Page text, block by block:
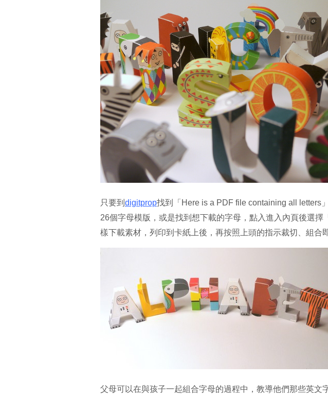
只要到 digitprop找到「Here is a PDF file containing all letters
26個字母模版，或是找到想下載的字母，點入進入內頁後選擇
樣下載素材，列印到卡紙上後，再按照上頭的指示裁切、組合
父母可以在與孩子一起組合字母的過程中，教導他們那些英文